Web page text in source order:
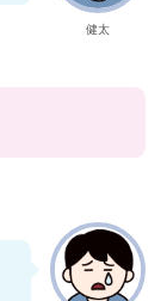
健太